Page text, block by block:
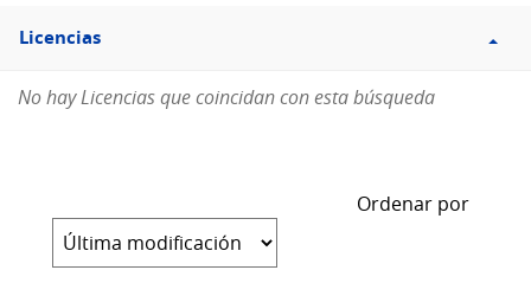
Filtro
Licencias
Licencias
No hay Licencias que coincidan con esta búsqueda
Ordenar por